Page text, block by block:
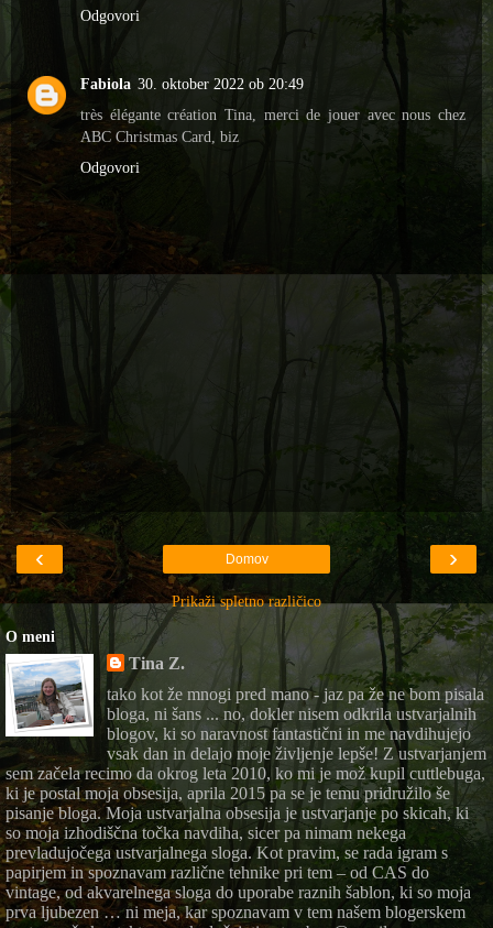
Odgovori
Fabiola 30. oktober 2022 ob 20:49
très élégante création Tina, merci de jouer avec nous chez
ABC Christmas Card, biz
Odgovori
‹ ›
Domov
Prikaži spletno različico
O meni
Tina Z.
tako kot že mnogi pred mano - jaz pa že ne bom pisala
bloga, ni šans ... no, dokler nisem odkrila ustvarjalnih
blogov, ki so naravnost fantastični in me navdihujejo
vsak dan in delajo moje življenje lepše! Z ustvarjanjem
sem začela recimo da okrog leta 2010, ko mi je mož kupil cuttlebuga,
ki je postal moja obsesija, aprila 2015 pa se je temu pridružilo še
pisanje bloga. Moja ustvarjalna obsesija je ustvarjanje po skicah, ki
so moja izhodiščna točka navdiha, sicer pa nimam nekega
prevladujočega ustvarjalnega sloga. Kot pravim, se rada igram s
papirjem in spoznavam različne tehnike pri tem – od CAS do
vintage, od akvarelnega sloga do uporabe raznih šablon, ki so moja
prva ljubezen … ni meja, kar spoznavam v tem našem blogerskem